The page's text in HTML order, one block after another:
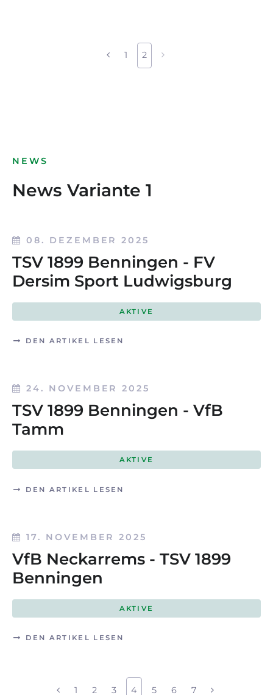
1 2
NEWS
News Variante 1
08. DEZEMBER 2025
TSV 1899 Benningen - FV
Dersim Sport Ludwigsburg
AKTIVE
DEN ARTIKEL LESEN
24. NOVEMBER 2025
TSV 1899 Benningen - VfB
Tamm
AKTIVE
DEN ARTIKEL LESEN
17. NOVEMBER 2025
VfB Neckarrems - TSV 1899
Benningen
AKTIVE
DEN ARTIKEL LESEN
1 2 3 4 5 6 7